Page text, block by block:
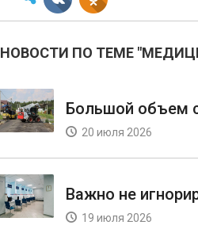
НОВОСТИ ПО ТЕМЕ
Большой объем
20 июля 2026
Важно не
19 июля 2026